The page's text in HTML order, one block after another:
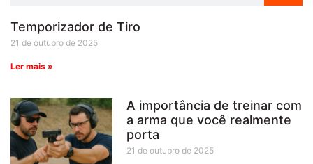
Temporizador de Tiro
21 de outubro de 2025
Ler mais »
A importância de treinar com
a arma que você realmente
porta
21 de outubro de 2025